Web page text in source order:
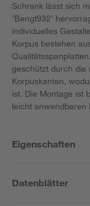
Schrank lässt sich
'Bengt932'
individuelles
Korpus bestehen
geschützt durch die
Korpuskanten,
ist. Die Montage ist
leicht anwendbaren
Eigenschaften
Datenblätter